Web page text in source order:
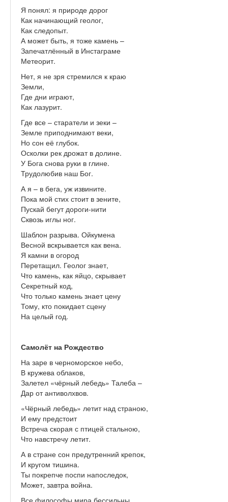
Я понял: я природе дорог
Как начинающий геолог,
Как следопыт.
А может быть, я тоже камень –
Запечатлённый в Инстаграме
Метеорит.
Нет, я не зря стремился к краю
Земли,
Где дни играют,
Как лазурит.
Где все – старатели и зеки –
Земле приподнимают веки,
Но сон её глубок.
Осколки рек дрожат в долине.
У Бога снова руки в глине.
Трудолюбив наш Бог.
А я – в бега, уж извините.
Пока мой стих стоит в зените,
Пускай бегут дороги-нити
Сквозь иглы ног.
Шаблон разрыва. Ойкумена
Весной вскрывается как вена.
Я камни в огород
Перетащил. Геолог знает,
Что камень, как яйцо, скрывает
Секретный код,
Что только камень знает цену
Тому, кто покидает сцену
На целый год.
Самолёт на Рождество
На заре в черноморское небо,
В кружева облаков,
Залетел «чёрный лебедь» Талеба –
Дар от антиволхвов.
«Чёрный лебедь» летит над страною,
И ему предстоит
Встреча скорая с птицей стальною,
Что навстречу летит.
А в стране сон предутренний крепок,
И кругом тишина.
Ты покрепче поспи напоследок,
Может, завтра война.
Все философы мира бессильны,